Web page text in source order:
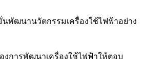
นพัฒนานวัตกรรมเครื่องใช้ไฟฟ้าอย่าง
งการพัฒนาเครื่องใช้ไฟฟ้าให้ตอบ